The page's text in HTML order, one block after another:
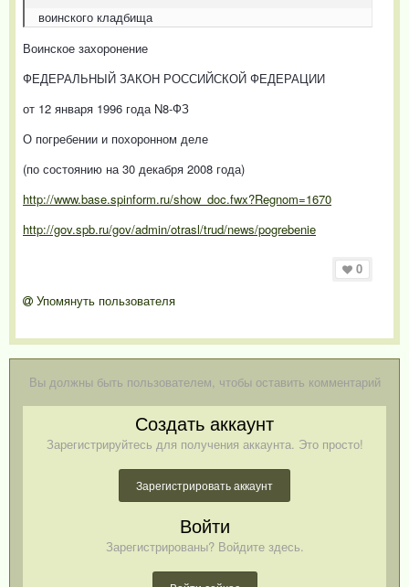
воинского кладбища
Воинское захоронение
ФЕДЕРАЛЬНЫЙ ЗАКОН РОССИЙСКОЙ ФЕДЕРАЦИИ
от 12 января 1996 года N8-ФЗ
О погребении и похоронном деле
(по состоянию на 30 декабря 2008 года)
http://www.base.spinform.ru/show_doc.fwx?Regnom=1670
http://gov.spb.ru/gov/admin/otrasl/trud/news/pogrebenie
0
Упомянуть пользователя
Вы должны быть пользователем, чтобы оставить комментарий
Создать аккаунт
Зарегистрируйтесь для получения аккаунта. Это просто!
Зарегистрировать аккаунт
Войти
Зарегистрированы? Войдите здесь.